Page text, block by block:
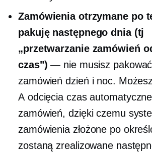
Zamówienia otrzymane po
pakuję następnego dnia (tj
„przetwarzanie zamówień
czas") — nie musisz
zamówień dzień i noc.
A odcięcia czas
zamówień, dzięki czemu
zamówienia złożone po
zostaną zrealizowane